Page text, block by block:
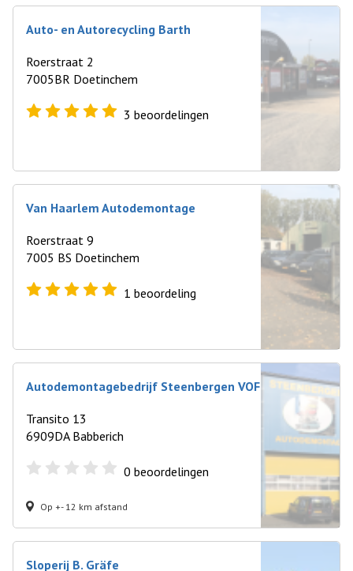
Auto- en Autorecycling Barth
Roerstraat 2
7005BR Doetinchem
3 beoordelingen
Van Haarlem Autodemontage
Roerstraat 9
7005 BS Doetinchem
1 beoordeling
Autodemontagebedrijf Steenbergen VOF
Transito 13
6909DA Babberich
0 beoordelingen
Op +- 12 km afstand
Sloperij B. Gräfe